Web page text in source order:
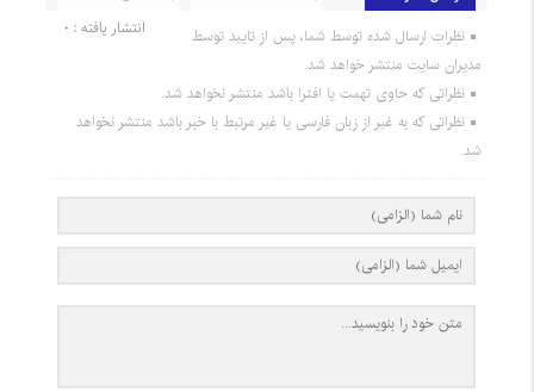
انتشار یافته : 0
نظرات ارسال شده توسط شما، پس از تایید توسط
مدیران سایت منتشر خواهد شد.
نظراتی که حاوی تهمت یا افترا باشد منتشر نخواهد شد.
نظراتی که به غیر از زبان فارسی یا غیر مرتبط با خبر باشد منتشر نخواهد
شد.